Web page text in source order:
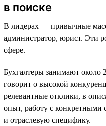
в поиске
В лидерах — привычные
администратор, юрист. Эти
сфере.
Бухгалтеры занимают около
говорит о высокой
релевантные отклики, в
опыт, работу с конкретными
и отраслевую специфику.